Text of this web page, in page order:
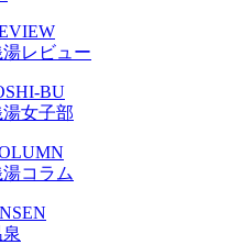
湯レビュー
BU
湯女子部
コラム